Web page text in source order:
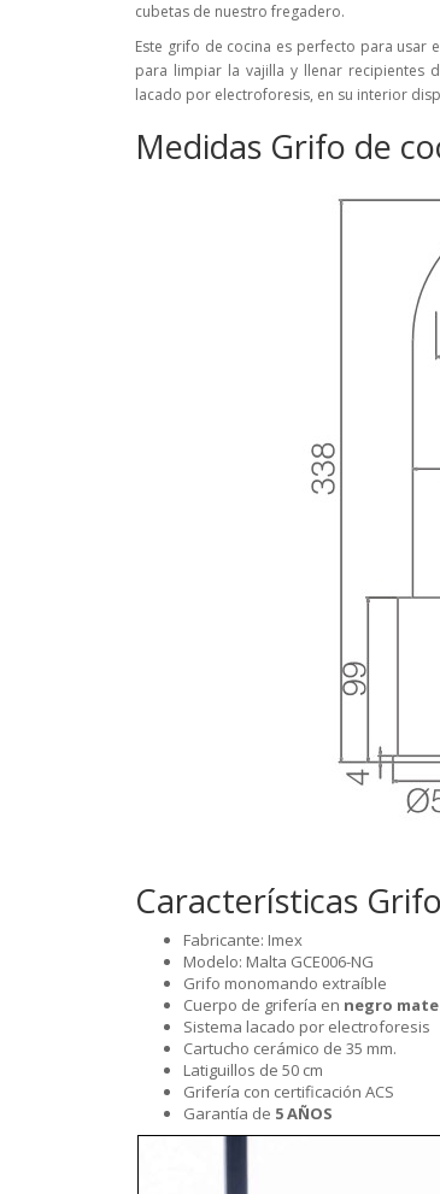
cubetas de nuestro fregadero.
Este grifo de cocina es perfecto para usar
para limpiar la vajilla y llenar recipientes
lacado por electroforesis, en su interior
Medidas Grifo de
Características
Fabricante: Imex
Modelo: Malta GCE006-NG
Grifo monomando extraíble
Cuerpo de grifería en negro mate
Sistema lacado por electroforesis
Cartucho cerámico de 35 mm.
Latiguillos de 50 cm
Grifería con certificación ACS
Garantía de 5 AÑOS